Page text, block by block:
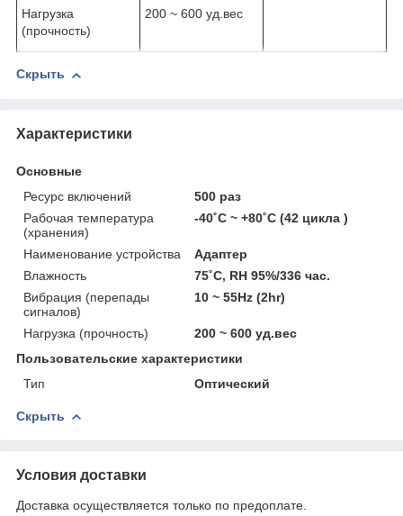
Нагрузка
(прочность)
200 ~ 600 уд.вес
Скрыть
Характеристики
Основные
Ресурс включений
500 раз
Рабочая температура
(хранения)
-40˚C ~ +80˚C (42 цикла )
Наименование устройства
Адаптер
Влажность
75˚C, RH 95%/336 час.
Вибрация (перепады
сигналов)
10 ~ 55Hz (2hr)
Нагрузка (прочность)
200 ~ 600 уд.вес
Пользовательские характеристики
Тип
Оптический
Скрыть
Условия доставки
Доставка осуществляется только по предоплате.